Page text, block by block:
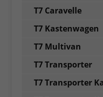
T7 Caravelle
T7 Kastenwagen
T7 Multivan
T7 Transporter
T7 Transporter